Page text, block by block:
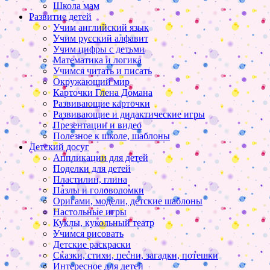
Школа мам
Развитие детей
Учим английский язык
Учим русский алфавит
Учим цифры с детьми
Математика и логика
Учимся читать и писать
Окружающий мир
Карточки Глена Домана
Развивающие карточки
Развивающие и дидактические игры
Презентации и видео
Полезное к школе, шаблоны
Детский досуг
Аппликации для детей
Поделки для детей
Пластилин, глина
Пазлы и головоломки
Оригами, модели, детские шаблоны
Настольные игры
Куклы, кукольный театр
Учимся рисовать
Детские раскраски
Сказки, стихи, песни, загадки, потешки
Интересное для детей